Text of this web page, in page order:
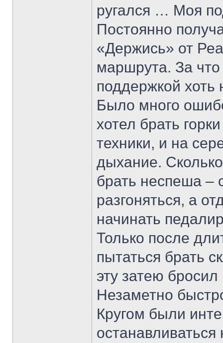
ругался … Моя
Постоянно
«Держись» от
маршрута. За
поддержкой
Было много
хотел брать
техники, и на
дыхание.
брать неспеша –
разгоняться, а
начинать
Только после
пытаться брать
эту затею
Незаметно
Кругом были